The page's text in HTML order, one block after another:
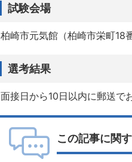
試験会場
柏崎市元気館（柏崎市栄町18
選考結果
面接日から10日以内に郵送で
この記事に関